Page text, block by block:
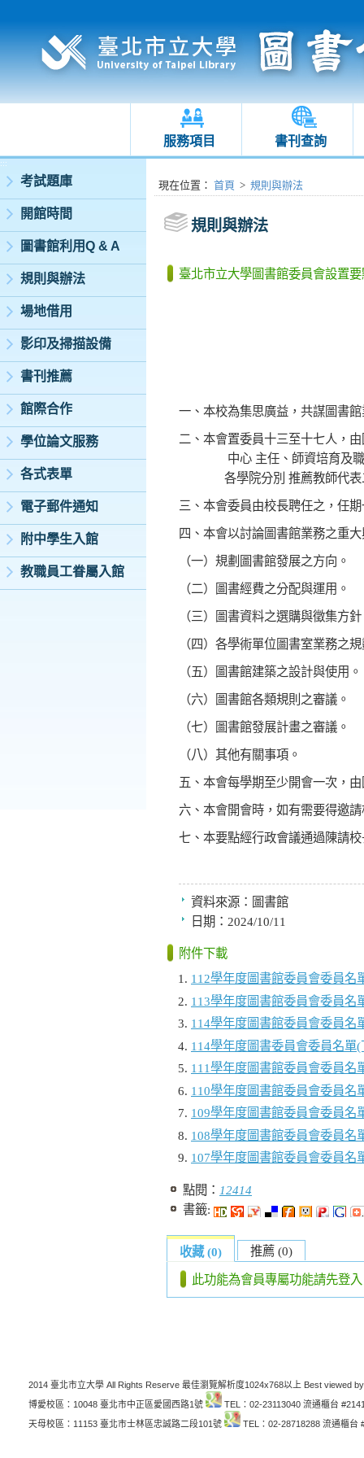
服務項目 書刊查詢
:::
考試題庫
開館時間
圖書館利用Q & A
規則與辦法
場地借用
影印及掃描設備
書刊推薦
館際合作
學位論文服務
各式表單
電子郵件通知
附中學生入館
教職員工眷屬入館
:::現在位置 ： 首頁 > 規則與辦法
規則與辦法
臺北市立大學圖書館委員會設置要
一、本校為集思廣益，共謀圖書
二、本會置委員十三至十七人，
中心 主任、師資培育及職涯
各學院分別 推薦教師代表二
三、本會委員由校長聘任之，任
四、本會以討論圖書館業務之重
（一）規劃圖書館發展之方向。
（二）圖書經費之分配與運用。
（三）圖書資料之選購與徵集方
（四）各學術單位圖書室業務之
（五）圖書館建築之設計與使用。
（六）圖書館各類規則之審議。
（七）圖書館發展計畫之審議。
（八）其他有關事項。
五、本會每學期至少開會一次，
六、本會開會時，如有需要得邀
七、本要點經行政會議通過陳請
資料來源： 圖書館
日期： 2024/10/11
附件下載
112學年度圖書館委員會委員名
113學年度圖書館委員會委員名
114學年度圖書館委員會委員名
114學年度圖書委員會委員名單
111學年度圖書館委員會委員名
110學年度圖書館委員會委員名
109學年度圖書館委員會委員名
108學年度圖書館委員會委員名
107學年度圖書館委員會委員名
點閱： 12414
書籤:
收藏 (0) 推薦 (0)
此功能為會員專屬功能請先登入
2014 臺北市立大學 All Rights Reserve 最佳瀏覽解析度1024x768以上 Best viewed
博愛校區：10048 臺北市中正區愛國西路1號
TEL：02-23113040 流通櫃台
天母校區：11153 臺北市士林區忠誠路二段101號
TEL：02-28718288 流通櫃台